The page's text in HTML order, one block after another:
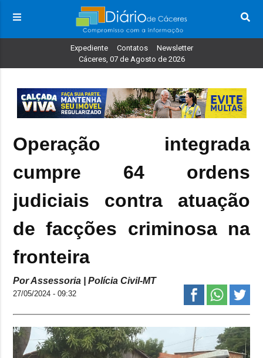
Expediente Contatos
Newsletter
Cáceres, 07 de Agosto de 2026
Operação integrada
cumpre 64 ordens
judiciais contra atuação
de facções criminosa na
fronteira
Por Assessoria | Polícia Civil-MT
27/05/2024 - 09:32